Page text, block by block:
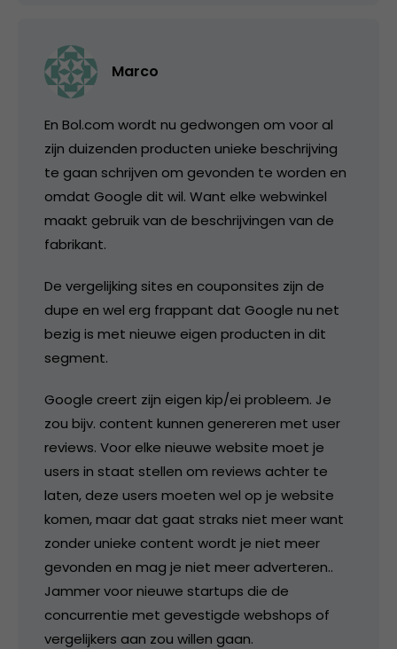
Marco
En Bol.com wordt nu gedwongen om voor al
zijn duizenden producten unieke beschrijving
te gaan schrijven om gevonden te worden en
omdat Google dit wil. Want elke webwinkel
maakt gebruik van de beschrijvingen van de
fabrikant.
De vergelijking sites en couponsites zijn de
dupe en wel erg frappant dat Google nu net
bezig is met nieuwe eigen producten in dit
segment.
Google creert zijn eigen kip/ei probleem. Je
zou bijv. content kunnen genereren met user
reviews. Voor elke nieuwe website moet je
users in staat stellen om reviews achter te
laten, deze users moeten wel op je website
komen, maar dat gaat straks niet meer want
zonder unieke content wordt je niet meer
gevonden en mag je niet meer adverteren..
Jammer voor nieuwe startups die de
concurrentie met gevestigde webshops of
vergelijkers aan zou willen gaan.